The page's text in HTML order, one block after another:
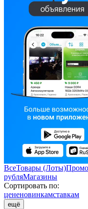
ВсеТовары (Лоты)
рубляМагазины
Сортировать по:
цененовинкамставкам
ещё